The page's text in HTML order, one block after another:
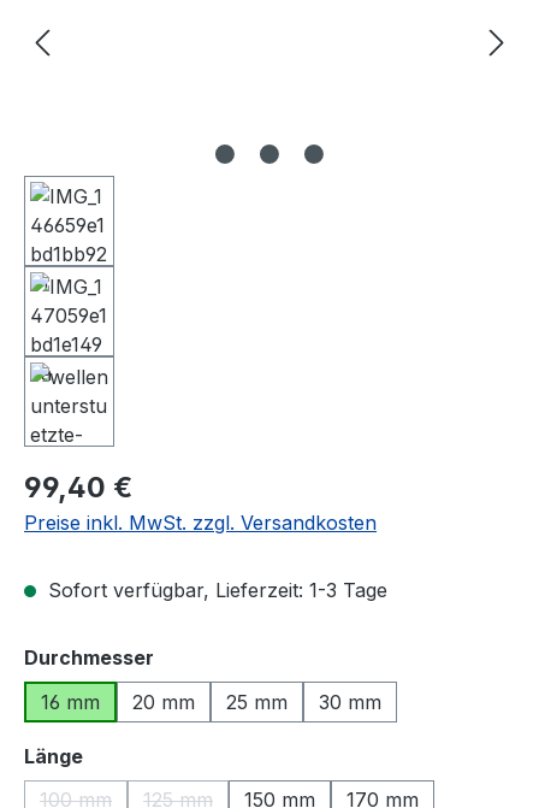
Regulärer Preis:
99,40 €
Preise inkl. MwSt. zzgl. Versandkosten
Sofort verfügbar, Lieferzeit: 1-3 Tage
Durchmesser
16 mm
20 mm 25 mm 30 mm
Längeauswählen
100 mm
125 mm 150 mm
170 mm